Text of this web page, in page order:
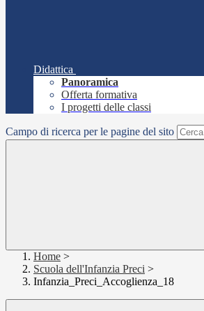
Didattica
Panoramica
Offerta formativa
I progetti delle classi
Campo di ricerca per le pagine del sito
Home >
Scuola dell'Infanzia Preci >
Infanzia_Preci_Accoglienza_18